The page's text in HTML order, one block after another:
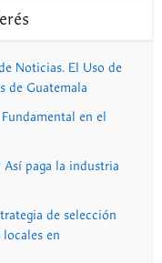
Noticias. El Uso de
de Guatemala
en el
Así paga la industria
de selección
en